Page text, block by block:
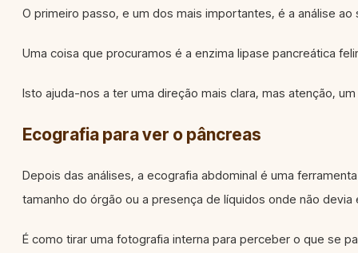
O primeiro passo, e um dos mais importantes, é a análise
Uma coisa que procuramos é a enzima lipase pancreática
Isto ajuda-nos a ter uma direção mais clara, mas atenção,
Ecografia para ver o pâncreas
Depois das análises, a ecografia abdominal é uma
tamanho do órgão ou a presença de líquidos onde não devia
É como tirar uma fotografia interna para perceber o que se